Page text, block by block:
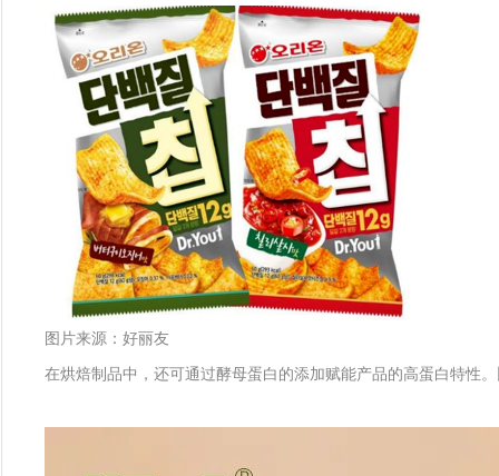
图片来源：好丽友
在烘焙制品中，还可通过酵母蛋白的添加赋能产品的高蛋白特性